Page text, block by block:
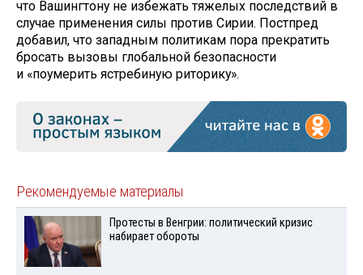
что Вашингтону не избежать тяжелых последствий в
случае применения силы против Сирии. Постпред
добавил, что западным политикам пора прекратить
бросать вызовы глобальной безопасности
и «поумерить ястребиную риторику».
Рекомендуемые материалы
Протесты в Венгрии: политический кризис
набирает обороты